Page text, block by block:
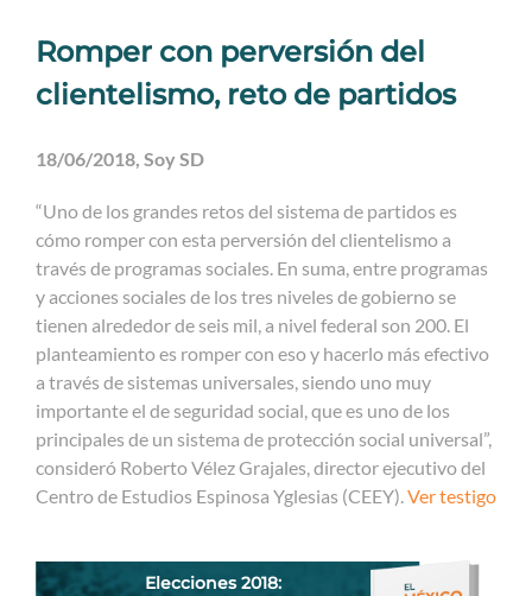
Romper con perversión del
clientelismo, reto de partidos
18/06/2018, Soy SD
“Uno de los grandes retos del sistema de partidos es
cómo romper con esta perversión del clientelismo a
través de programas sociales. En suma, entre programas
y acciones sociales de los tres niveles de gobierno se
tienen alrededor de seis mil, a nivel federal son 200. El
planteamiento es romper con eso y hacerlo más efectivo
a través de sistemas universales, siendo uno muy
importante el de seguridad social, que es uno de los
principales de un sistema de protección social universal”,
consideró Roberto Vélez Grajales, director ejecutivo del
Centro de Estudios Espinosa Yglesias (CEEY).Ver testigo
Elecciones 2018: